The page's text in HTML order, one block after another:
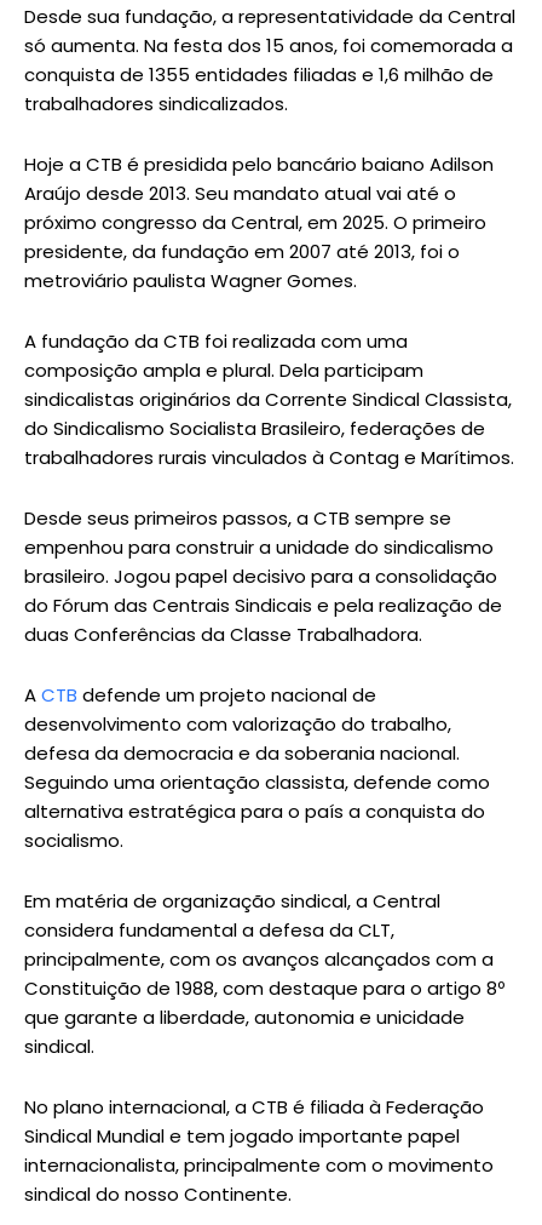
Desde sua fundação, a representatividade da Central
só aumenta. Na festa dos 15 anos, foi comemorada a
conquista de 1355 entidades filiadas e 1,6 milhão de
trabalhadores sindicalizados.
Hoje a CTB é presidida pelo bancário baiano Adilson
Araújo desde 2013. Seu mandato atual vai até o
próximo congresso da Central, em 2025. O primeiro
presidente, da fundação em 2007 até 2013, foi o
metroviário paulista Wagner Gomes.
A fundação da CTB foi realizada com uma
composição ampla e plural. Dela participam
sindicalistas originários da Corrente Sindical Classista,
do Sindicalismo Socialista Brasileiro, federações de
trabalhadores rurais vinculados à Contag e Marítimos.
Desde seus primeiros passos, a CTB sempre se
empenhou para construir a unidade do sindicalismo
brasileiro. Jogou papel decisivo para a consolidação
do Fórum das Centrais Sindicais e pela realização de
duas Conferências da Classe Trabalhadora.
ACTB defende um projeto nacional de
desenvolvimento com valorização do trabalho,
defesa da democracia e da soberania nacional.
Seguindo uma orientação classista, defende como
alternativa estratégica para o país a conquista do
socialismo.
Em matéria de organização sindical, a Central
considera fundamental a defesa da CLT,
principalmente, com os avanços alcançados com a
Constituição de 1988, com destaque para o artigo 8º
que garante a liberdade, autonomia e unicidade
sindical.
No plano internacional, a CTB é filiada à Federação
Sindical Mundial e tem jogado importante papel
internacionalista, principalmente com o movimento
sindical do nosso Continente.